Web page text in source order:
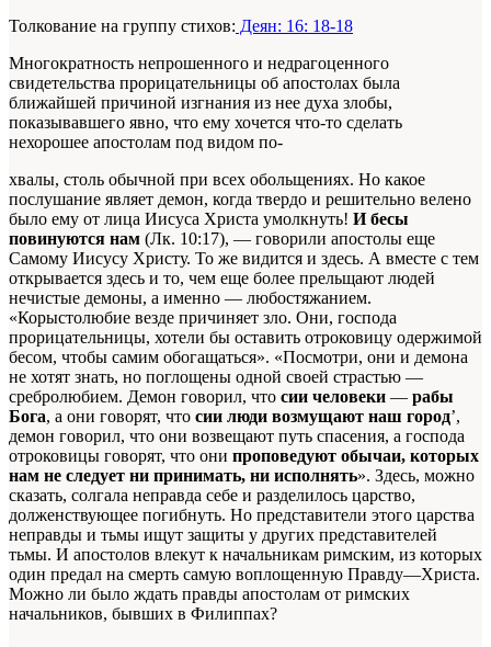
Толкование на группу стихов: Деян: 16: 18-18
Многократность непрошенного и недрагоценного
свидетельства прорицательницы об апостолах была
ближайшей причиной изгнания из нее духа злобы,
показывавшего явно, что ему хочется что-то сделать
нехорошее апостолам под видом по-
хвалы, столь обычной при всех обольщениях. Но какое
послушание являет демон, когда твердо и решительно велено
было ему от лица Иисуса Христа умолкнуть! И бесы
повинуются нам (Лк. 10:17), — говорили апостолы еще
Самому Иисусу Христу. То же видится и здесь. А вместе с тем
открывается здесь и то, чем еще более прельщают людей
нечистые демоны, а именно — любостяжанием.
«Корыстолюбие везде причиняет зло. Они, господа
прорицательницы, хотели бы оставить отроковицу одержимой
бесом, чтобы самим обогащаться». «Посмотри, они и демона
не хотят знать, но поглощены одной своей страстью —
сребролюбием. Демон говорил, что сии человеки — рабы
Бога, а они говорят, что сии люди возмущают наш город’,
демон говорил, что они возвещают путь спасения, а господа
отроковицы говорят, что они проповедуют обычаи, которых
нам не следует ни принимать, ни исполнять». Здесь, можно
сказать, солгала неправда себе и разделилось царство,
долженствующее погибнуть. Но представители этого царства
неправды и тьмы ищут защиты у других представителей
тьмы. И апостолов влекут к начальникам римским, из которых
один предал на смерть самую воплощенную Правду—Христа.
Можно ли было ждать правды апостолам от римских
начальников, бывших в Филиппах?